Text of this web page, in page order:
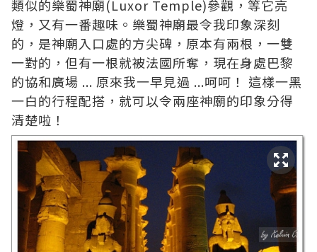
類似的樂蜀神廟(Luxor Temple)參觀，等它亮
燈，又有一番趣味。樂蜀神廟最令我印象深刻
的，是神廟入口處的方尖碑，原本有兩根，一雙
一對的，但有一根就被法國所奪，現在身處巴黎
的協和廣場 ... 原來我一早見過 ...呵呵！ 這樣一黑
一白的行程配搭，就可以令兩座神廟的印象分得
清楚啦！